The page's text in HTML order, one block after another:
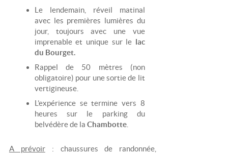
Le lendemain, réveil matinal
avec les premières lumières du
jour, toujours avec une vue
imprenable et unique sur le lac
du Bourget.
Rappel de 50 mètres (non
obligatoire) pour une sortie de lit
vertigineuse.
L’expérience se termine vers 8
heures sur le parking du
belvédère de la Chambotte.
A prévoir: chaussures de randonnée,